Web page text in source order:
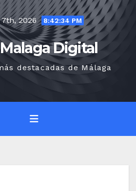
7th, 2026 8:42:35 PM
Digital
destacadas de Málaga